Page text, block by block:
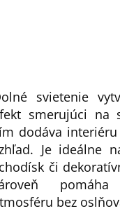
svietenie
smerujúci na
dodáva
Je ideálne
či
bez